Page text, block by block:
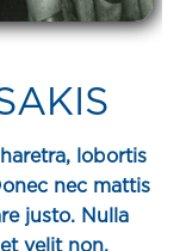
lobortis
nec mattis
justo. Nulla
velit non,